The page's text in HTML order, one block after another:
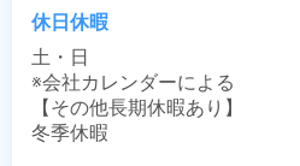
休日休暇
土・日
※会社カレンダーによる
【その他長期休暇あり】
冬季休暇